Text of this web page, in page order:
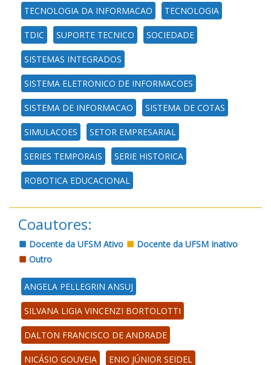
TECNOLOGIA DA INFORMACAO TECNOLOGIA
TDIC SUPORTE TECNICO SOCIEDADE
SISTEMAS INTEGRADOS
SISTEMA ELETRONICO DE INFORMACOES
SISTEMA DE INFORMACAO SISTEMA DE COTAS
SIMULACOES SETOR EMPRESARIAL
SERIES TEMPORAIS SERIE HISTORICA
ROBOTICA EDUCACIONAL
Coautores:
Docente da UFSM Ativo
Docente da UFSM Inativo
Outro
ANGELA PELLEGRIN ANSUJ
SILVANA LIGIA VINCENZI BORTOLOTTI
DALTON FRANCISCO DE ANDRADE
NICÁSIO GOUVEIA ENIO JÚNIOR SEIDEL